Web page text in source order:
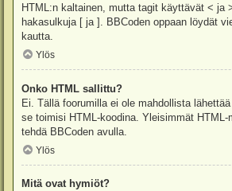
HTML:n kaltainen, mutta tagit käyttävät < ja
hakasulkuja [ ja ]. BBCoden oppaan löydät
kautta.
Ylös
Onko HTML sallittu?
Ei. Tällä foorumilla ei ole mahdollista
se toimisi HTML-koodina. Yleisimmät
tehdä BBCoden avulla.
Ylös
Mitä ovat hymiöt?